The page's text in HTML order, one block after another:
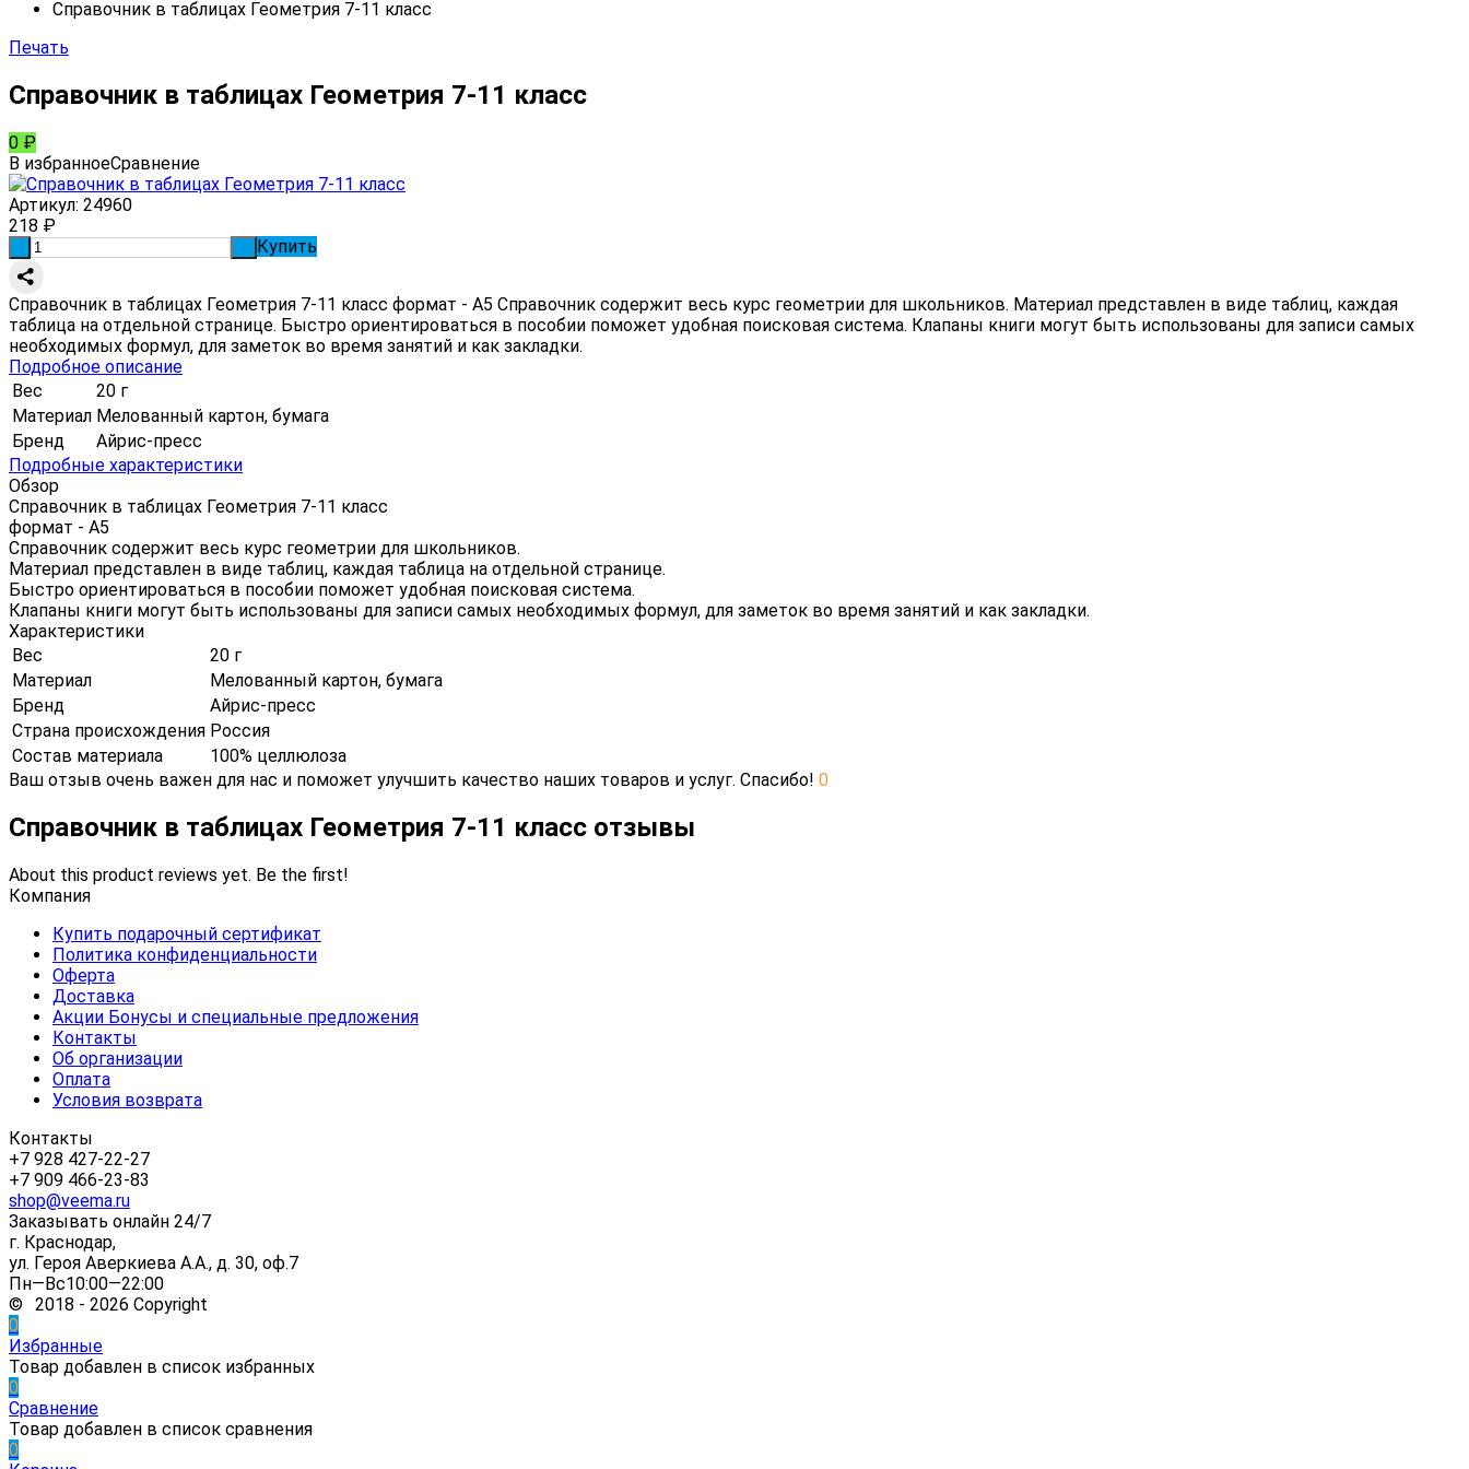
Справочник в таблицах Геометрия 7-11 класс
Печать
Справочник в таблицах Геометрия 7-11 класс
0 ₽
В избранноеСравнение
Артикул: 24960
218 ₽
Купить
Справочник в таблицах Геометрия 7-11 класс формат - А5 Справочник содержит весь курс геометрии для школьников. Материал представлен в виде таблиц, каждая
таблица на отдельной странице. Быстро ориентироваться в пособии поможет удобная поисковая система. Клапаны книги могут быть использованы для записи самых
необходимых формул, для заметок во время занятий и как закладки.
Подробное описание
Вес
20 г
Материал Мелованный картон, бумага
Бренд
Айрис-пресс
Подробные характеристики
Обзор
Справочник в таблицах Геометрия 7-11 класс
формат - А5
Справочник содержит весь курс геометрии для школьников.
Материал представлен в виде таблиц, каждая таблица на отдельной странице.
Быстро ориентироваться в пособии поможет удобная поисковая система.
Клапаны книги могут быть использованы для записи самых необходимых формул, для заметок во время занятий и как закладки.
Характеристики
Вес
20 г
Материал
Мелованный картон, бумага
Бренд
Айрис-пресс
Страна происхождения Россия
Состав материала
100% целлюлоза
Ваш отзыв очень важен для нас и поможет улучшить качество наших товаров и услуг. Спасибо! 0
Справочник в таблицах Геометрия 7-11 класс отзывы
About this product reviews yet. Be the first!
Компания
Купить подарочный сертификат
Политика конфиденциальности
Оферта
Доставка
Акции Бонусы и специальные предложения
Контакты
Об организации
Оплата
Условия возврата
Контакты
+7 928 427-22-27
+7 909 466-23-83
shop@veema.ru
Заказывать онлайн 24/7
г. Краснодар,
ул. Героя Аверкиева А.А., д. 30, оф.7
Пн—Вс10:00—22:00
© 2018 - 2026 Copyright
0
Избранные
Товар добавлен в список избранных
0
Сравнение
Товар добавлен в список сравнения
0